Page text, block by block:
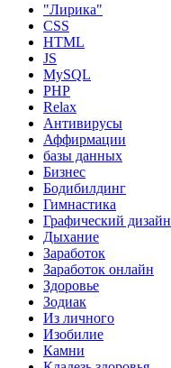
"Лирика"
CSS
HTML
JS
MySQL
PHP
Relax
Антивирусы
Аффирмации
базы данных
Бизнес
Бодибилдинг
Гимнастика
Графический дизайн
Дыхание
Заработок
Заработок онлайн
Здоровье
Зодиак
Из личного
Изобилие
Камни